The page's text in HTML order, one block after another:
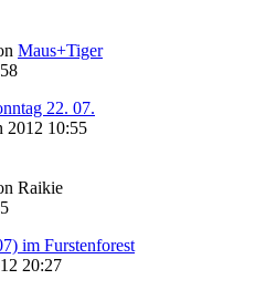
Maus+Tiger
22. 07.
2012 10:55
Raikie
im Furstenforest
20:27